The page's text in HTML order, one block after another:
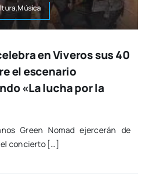
en Viveros sus 40
el escenario
«La lucha por la
Green Nomad ejer­ce­rán de
con­cier­to […]